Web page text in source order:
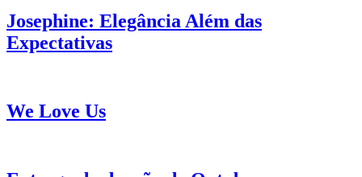
Josephine: Elegância Além das
Expectativas
We Love Us